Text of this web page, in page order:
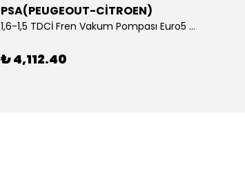
PSA(PEUGEOUT-CİTROEN)
1,6-1,5 TDCİ Fren Vakum Pompası Euro5 2013-2018 | ORİJİNAL
₺ 4,112.40